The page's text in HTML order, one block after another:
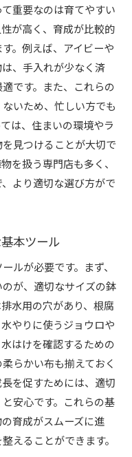
な健康効果
られる満足感
ックスタイムの作り
コミュニケーション
なケア方法
アとメンテナンス
法とタイミング
えのポイント
料の選び方
めの知識
観葉植物リスト
ンキング
おすすめリスト
び方
しい観葉植物
品質の見極め方
情報
スタイルの提案
重要なのは育てやすい
が高く、育成が比較的
。例えば、アイビーや
、手入れが少なく済
です。また、これらの
いため、忙しい方でも
は、住まいの環境やラ
見つけることが大切で
を扱う専門店も多く、
より適切な選び方がで
本ツール
ルが必要です。まず、
が、適切なサイズの鉢
水用の穴があり、根腐
やりに使うジョウロや
はけを確認するための
らかい布も揃えておく
を促すためには、適切
安心です。これらの基
育成がスムーズに進
えることができます。